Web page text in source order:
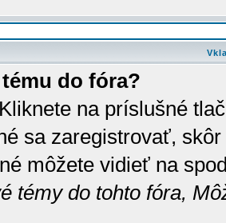
do fóra?
na príslušné
sa zaregistrovať,
môžete vidieť na
témy do tohto fóra,